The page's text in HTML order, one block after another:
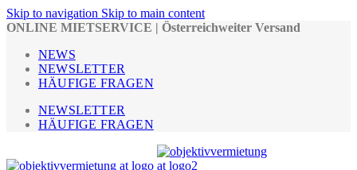
Skip to navigation Skip to main content
ONLINE MIETSERVICE | Österreichweiter Versand
NEWS
NEWSLETTER
HÄUFIGE FRAGEN
NEWSLETTER
HÄUFIGE FRAGEN